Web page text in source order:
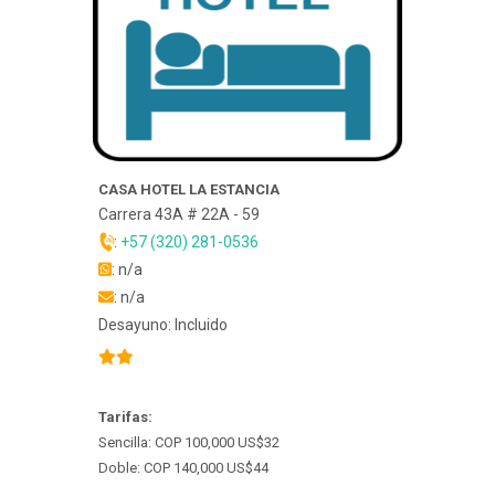
CASA HOTEL LA ESTANCIA
Carrera 43A # 22A - 59
: +57 (320) 281-0536
: n/a
: n/a
Desayuno: Incluido
Tarifas:
Sencilla: COP 100,000 US$32
Doble: COP 140,000 US$44